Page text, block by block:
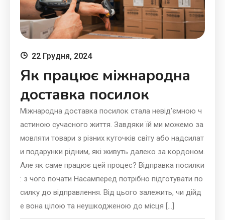
22 Грудня, 2024
Як працює міжнародна
доставка посилок
Міжнародна доставка посилок стала невід’ємною ч
астиною сучасного життя. Завдяки їй ми можемо за
мовляти товари з різних куточків світу або надсилат
и подарунки рідним, які живуть далеко за кордоном.
Але як саме працює цей процес? Відправка посилки
: з чого почати Насамперед потрібно підготувати по
силку до відправлення. Від цього залежить, чи дійд
е вона цілою та неушкодженою до місця […]